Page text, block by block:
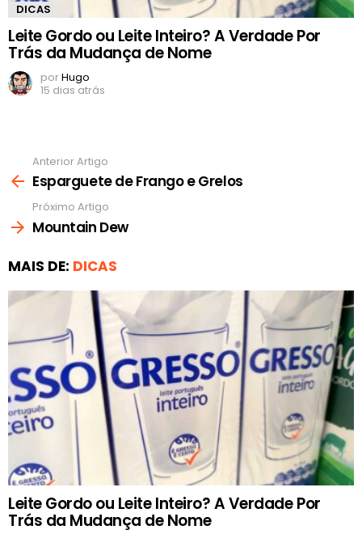
DICAS
Leite Gordo ou Leite Inteiro? A Verdade Por
Trás da Mudança de Nome
porHugo
15 dias atrás
mais
Anterior Artigo
Esparguete de Frango e Grelos
Próximo Artigo
Mountain Dew
MAIS DE: DICAS
Leite Gordo ou Leite Inteiro? A Verdade Por
Trás da Mudança de Nome